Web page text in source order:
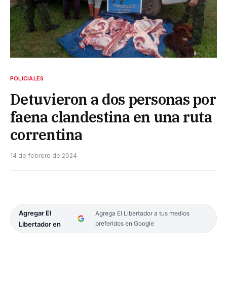
POLICIALES
Detuvieron a dos personas por
faena clandestina en una ruta
correntina
14 de febrero de 2024
Agregar El
Libertador en
Agrega El Libertador a tus medios
preferidos en Google